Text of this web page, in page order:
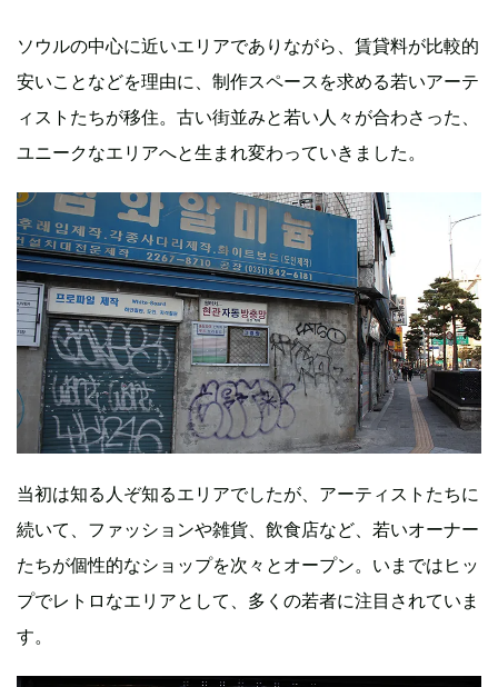
ソウルの中心に近いエリアでありながら、賃貸料が比較的
安いことなどを理由に、制作スペースを求める若いアーテ
ィストたちが移住。古い街並みと若い人々が合わさった、
ユニークなエリアへと生まれ変わっていきました。
当初は知る人ぞ知るエリアでしたが、アーティストたちに
続いて、ファッションや雑貨、飲食店など、若いオーナー
たちが個性的なショップを次々とオープン。いまではヒッ
プでレトロなエリアとして、多くの若者に注目されていま
す。